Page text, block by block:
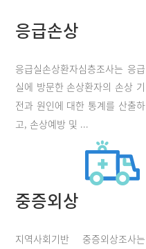
응급손상
응급실손상환자심층조사는 응급
실에 방문한 손상환자의 손상 기
전과 원인에 대한 통계를 산출하
고, 손상예방 및 ...
중증외상
지역사회기반 중증외상조사는